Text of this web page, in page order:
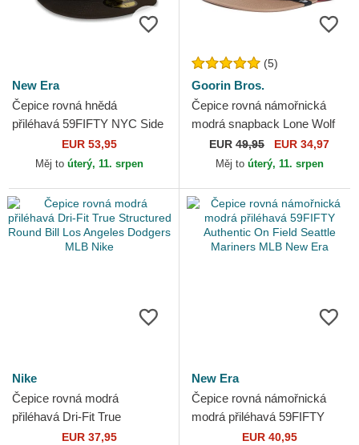
New Era
Čepice rovná hnědá
přiléhavá 59FIFTY NYC Side
New York Yankees MLB
New Era
EUR 53,95
Měj to úterý, 11. srpen
(5)
Goorin Bros.
Čepice rovná námořnická
modrá snapback Lone Wolf
One Pack The Farm Flats
The Farm Goorin Bros.
EUR 49,95 EUR 34,97
Měj to úterý, 11. srpen
Nike
Čepice rovná modrá
přiléhavá Dri-Fit True
Structured Round Bill Los
EUR 37,95
New Era
Čepice rovná námořnická
modrá přiléhavá 59FIFTY
Authentic On Field Seattle
EUR 40,95